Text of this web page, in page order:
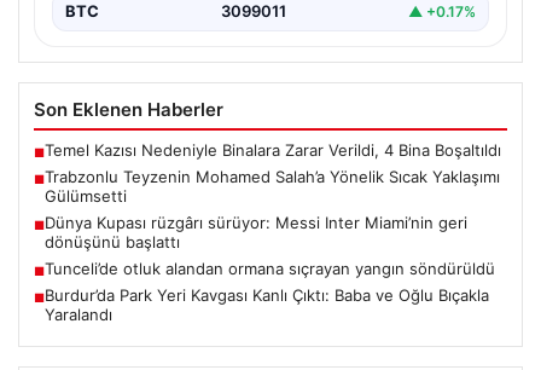
BTC 3099011 ▲ +0.17%
Son Eklenen Haberler
■Temel Kazısı Nedeniyle Binalara Zarar Verildi, 4 Bina Boşaltıldı
■Trabzonlu Teyzenin Mohamed Salah’a Yönelik Sıcak Yaklaşımı
Gülümsetti
■Dünya Kupası rüzgârı sürüyor: Messi Inter Miami’nin geri
dönüşünü başlattı
■Tunceli’de otluk alandan ormana sıçrayan yangın söndürüldü
■Burdur’da Park Yeri Kavgası Kanlı Çıktı: Baba ve Oğlu Bıçakla
Yaralandı